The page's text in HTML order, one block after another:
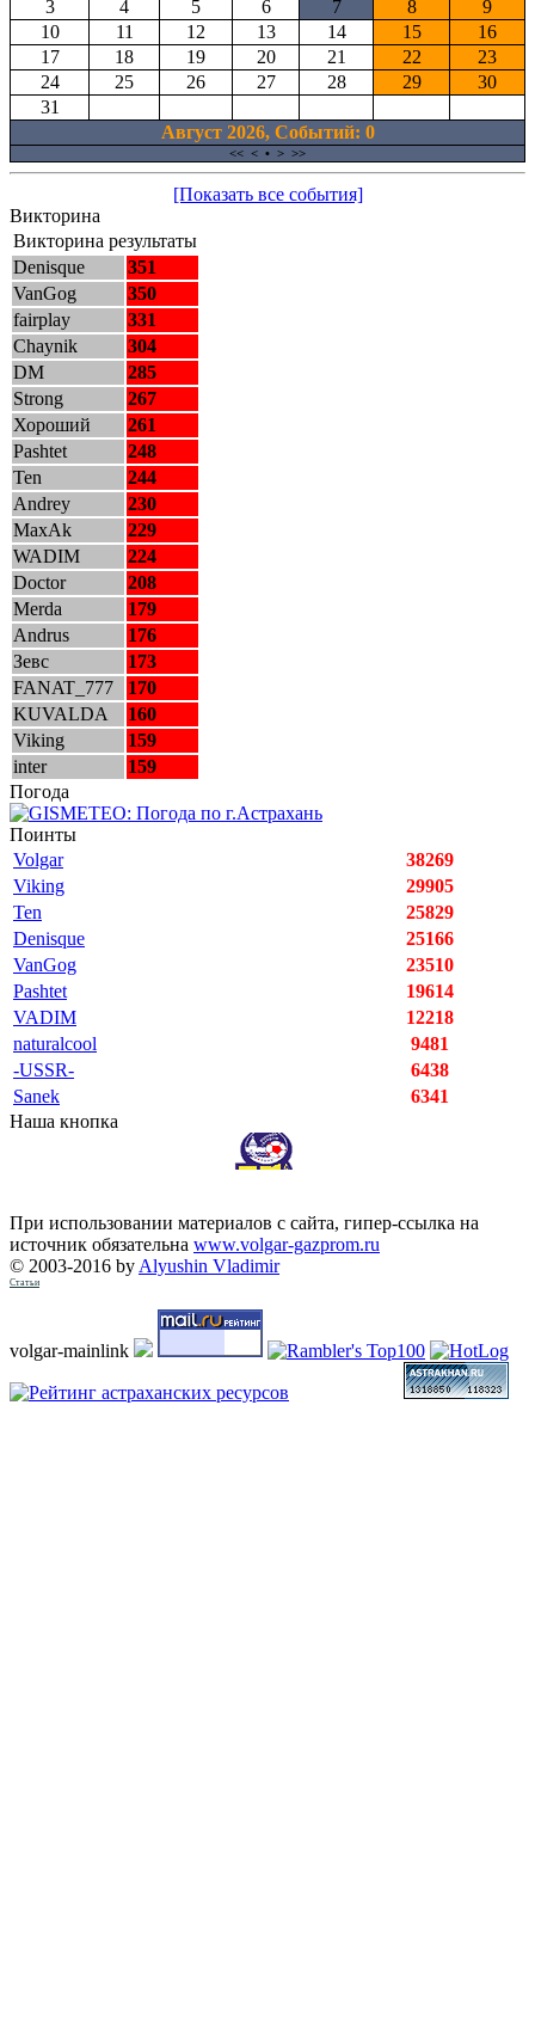
3 4 5 6 7 8
9
10
11 12 13 14 15
16
17
18 19 20 21 22
23
24
25 26 27 28 29
30
31
Август 2026, Cобытий: 0
<< < • > >>
[Показать все события]
Викторина
Викторина результаты
Denisque
351
VanGog
350
fairplay
331
Chaynik
304
DM
285
Strong
267
Хороший
261
Pashtet
248
Ten
244
Andrey
230
MaxAk
229
WADIM
224
Doctor
208
Merda
179
Andrus
176
Зевс
173
FANAT_777
170
KUVALDA
160
Viking
159
inter
159
Погода
Поинты
Volgar
38269
Viking
29905
Ten
25829
Denisque
25166
VanGog
23510
Pashtet
19614
VADIM
12218
naturalcool
9481
-USSR-
6438
Sanek
6341
Наша кнопка
При использовании материалов с сайта, гипер-ссылка на
источник обязательна www.volgar-gazprom.ru
© 2003-2016 by Alyushin Vladimir
Статьи
volgar-mainlink